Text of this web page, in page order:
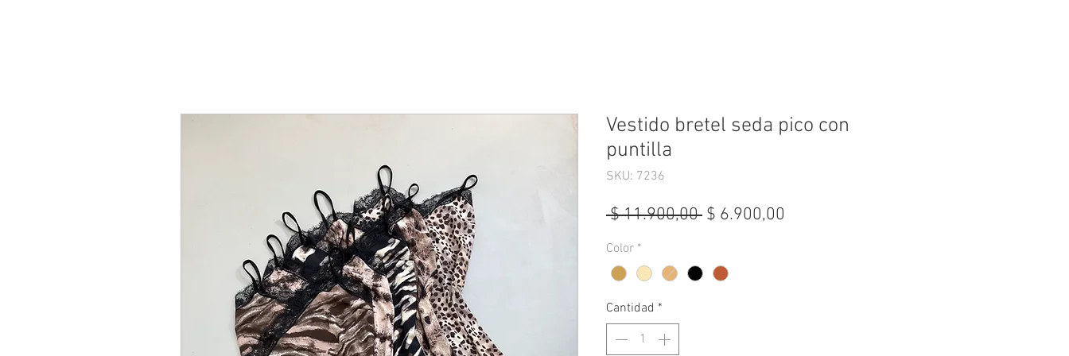
Vestido bretel seda pico con
puntilla
SKU: 7236
$ 11.900,00 Precio
$ 6.900,00
Color *
Cantidad *